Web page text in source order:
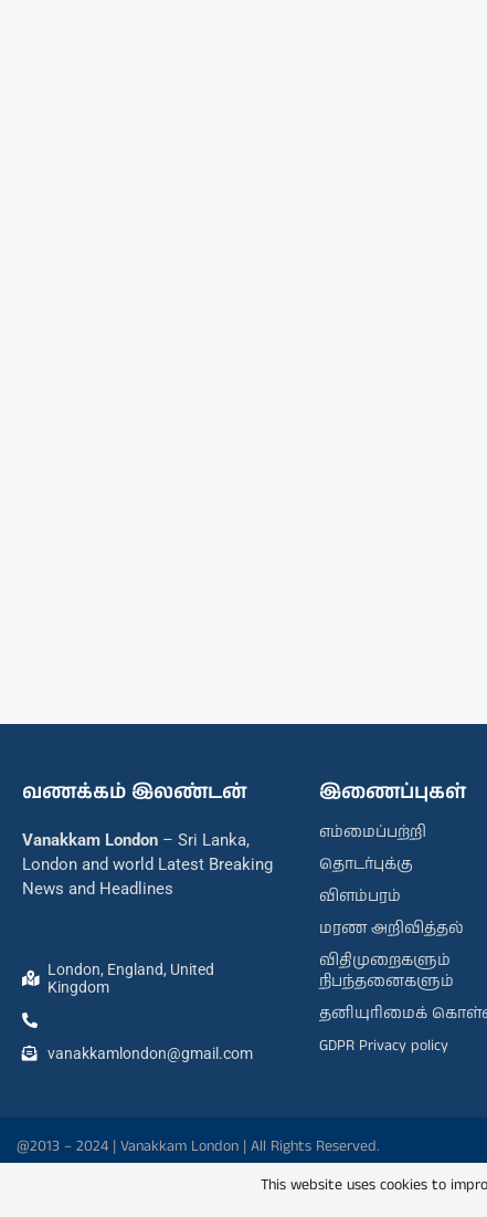
வணக்கம் இலண்டன்
Vanakkam London – Sri Lanka,
London and world Latest Breaking
News and Headlines
London, England, United
Kingdom
vanakkamlondon@gmail.com
இணைப்புகள்
எம்மைப்பற்றி
தொடர்புக்கு
விளம்பரம்
மரண அறிவித்தல்
விதிமுறைகளும்
நிபந்தனைகளும்
தனியுரிமைக்
GDPR Privacy policy
@2013 – 2024 | Vanakkam London | All Rights Reserved.
This website uses cookies to